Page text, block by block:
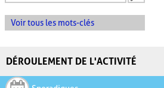
Voir tous les mots-clés
DÉROULEMENT DE L'ACTIVITÉ